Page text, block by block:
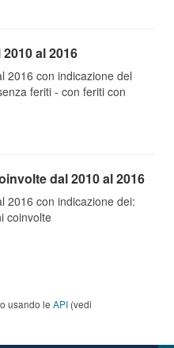
al 2016
2016 con indicazione del
feriti - con feriti con
dal 2010 al 2016
2016 con indicazione dei:
coinvolte
usando le API (vedi